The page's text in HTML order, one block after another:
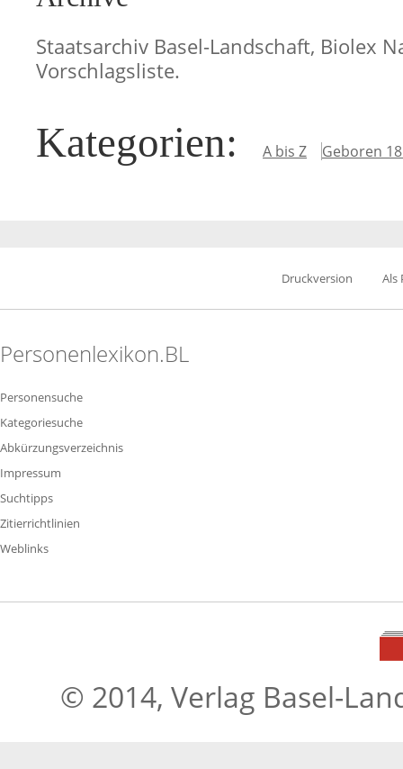
Staatsarchiv Basel-Landschaft, Biolex
Vorschlagsliste.
Kategorien: A bis Z Geboren
Druckversion Als
Personenlexikon.BL
Personensuche
Kategoriesuche
Abkürzungsverzeichnis
Impressum
Suchtipps
Zitierrichtlinien
Weblinks
© 2014, Verlag Basel-